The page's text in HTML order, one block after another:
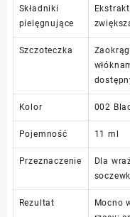
Składniki
pielęgnujące
Szczoteczka
Kolor 002
Pojemność 11 ml
Przeznaczenie
Dla
Rezultat
Mocno